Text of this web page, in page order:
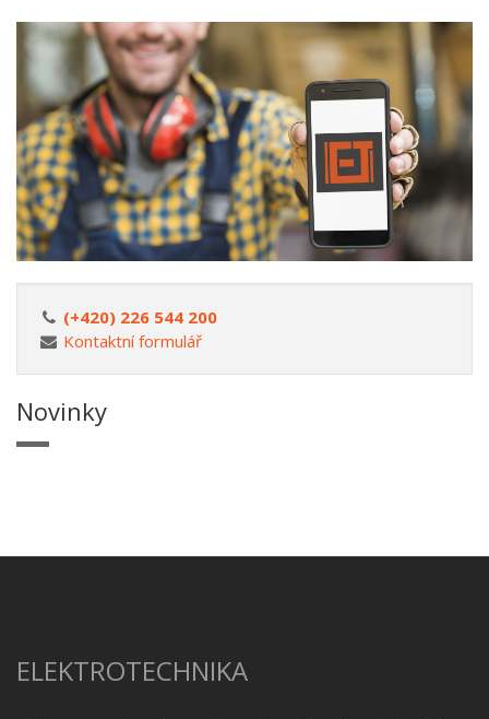
(+420) 226 544 200
Kontaktní formulář
Novinky
ELEKTROTECHNIKA